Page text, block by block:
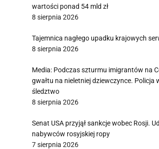
wartości ponad 54 mld zł
8 sierpnia 2026
Tajemnica nagłego upadku krajowych
8 sierpnia 2026
Media: Podczas szturmu imigrantów na
gwałtu na nieletniej dziewczynce. Policja
śledztwo
8 sierpnia 2026
Senat USA przyjął sankcje wobec Rosji.
nabywców rosyjskiej ropy
7 sierpnia 2026